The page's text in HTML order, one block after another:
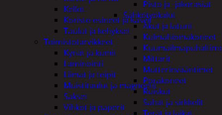
Pisto ja -jakorasiat
Sähkötyökalut
Akut ja laturit
Kulmahiomakoneet
Mittarit
Mutterinvääntimet
Porakoneet
Ruiskut
Sahat ja sirkkelit
Kellot
Koriste-esineet ja kasvit
Taulut ja kehykset
Toimistotarvikkeet
Kynät ja kumit
Laminointi
Liimat ja teipit
Muistitaulut ja magneetit
Sakset
Vihkot ja paperit